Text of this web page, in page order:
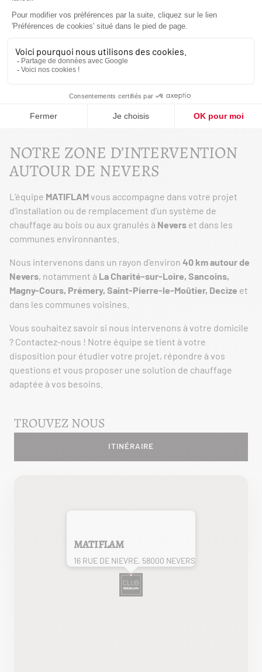
simulation.
durable.
NOTRE ZONE D’INTERVENTION
AUTOUR DE NEVERS
L’équipe MATIFLAMvous accompagne dans votre projet
d’installation ou de remplacement d’un système de
chauffage au bois ou aux granulés à Nevers et dans les
communes environnantes.
Nous intervenons dans un rayon d’environ 40 km autour de
Nevers, notamment à La Charité-sur-Loire, Sancoins,
Magny-Cours, Prémery, Saint-Pierre-le-Moûtier, Decize et
dans les communes voisines.
Vous souhaitez savoir si nous intervenons à votre domicile
? Contactez-nous ! Notre équipe se tient à votre
disposition pour étudier votre projet, répondre à vos
questions et vous proposer une solution de chauffage
adaptée à vos besoins.
TROUVEZ NOUS
ITINÉRAIRE
MATIFLAM
16 RUE DE NIEVRE, 58000 NEVERS